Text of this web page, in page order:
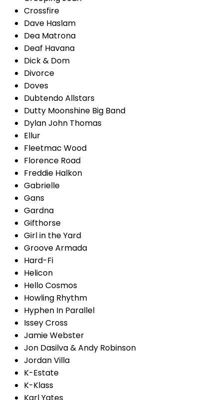
Crossfire
Dave Haslam
Dea Matrona
Deaf Havana
Dick & Dom
Divorce
Doves
Dubtendo Allstars
Dutty Moonshine Big Band
Dylan John Thomas
Ellur
Fleetmac Wood
Florence Road
Freddie Halkon
Gabrielle
Gans
Gardna
Gifthorse
Girl in the Yard
Groove Armada
Hard-Fi
Helicon
Hello Cosmos
Howling Rhythm
Hyphen In Parallel
Issey Cross
Jamie Webster
Jon Dasilva & Andy Robinson
Jordan Villa
K-Estate
K-Klass